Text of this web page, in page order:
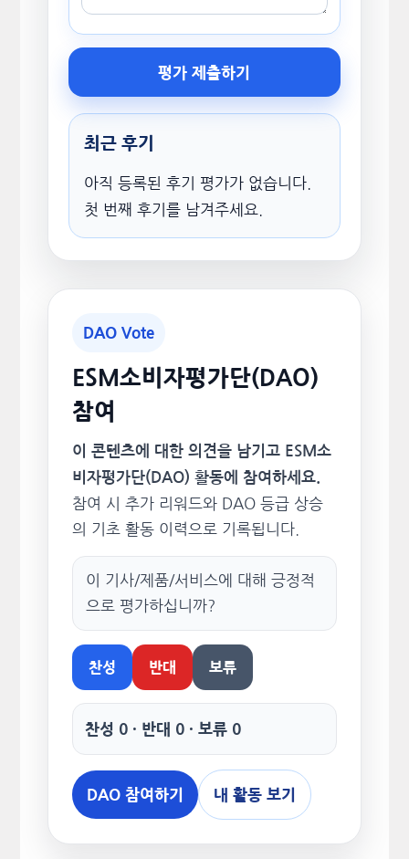
평가 제출하기
최근 후기
아직 등록된 후기 평가가 없습니다.
첫 번째 후기를 남겨주세요.
DAO Vote
ESM소비자평가단(DAO)
참여
이 콘텐츠에 대한 의견을 남기고 ESM소
비자평가단(DAO) 활동에 참여하세요.
참여 시 추가 리워드와 DAO 등급 상승
의 기초 활동 이력으로 기록됩니다.
이 기사/제품/서비스에 대해 긍정적
으로 평가하십니까?
찬성 반대 보류
찬성 0 · 반대 0 · 보류 0
DAO 참여하기 내 활동 보기